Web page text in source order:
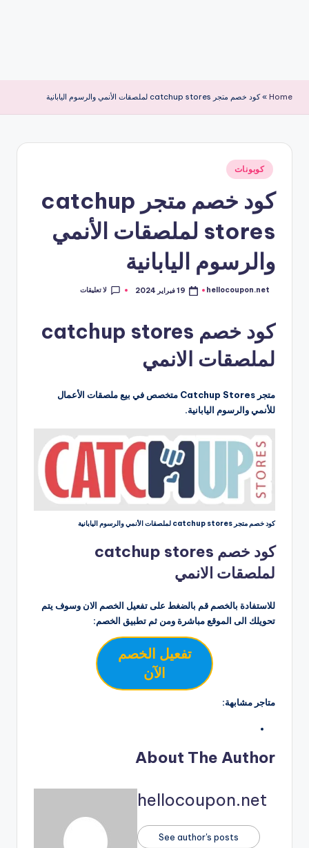
Home
»كود خصم متجر catchup stores لملصقات الأنمي والرسوم اليابانية
نُشر
في
كوبونات
كود خصم متجر catchup
stores لملصقات الأنمي
والرسوم اليابانية
تمّ
hellocoupon.net 19 فبراير 2024 لا تعليقات
كود خصم catchup stores
لملصقات الانمي
متجر Catchup Stores متخصص في بيع ملصقات الأعمال
للأنمي والرسوم اليابانية.
كود خصم متجر catchup stores لملصقات الأنمي والرسوم اليابانية
كود خصم catchup stores
لملصقات الانمي
للاستفادة بالخصم قم بالضغط على تفعيل الخصم الان وسوف يتم
تحويلك الى الموقع مباشرة ومن ثم تطبيق الخصم:
تفعيل الخصم
الآن
متاجر مشابهة:
About The Author
hellocoupon.net
See author's posts